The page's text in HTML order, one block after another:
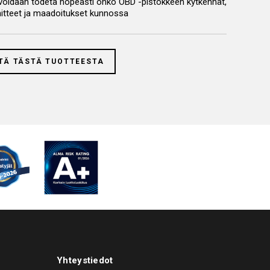
ja maadoitukset kunnossa
TÄSTÄ TUOTTEESTA
Yhteystiedot